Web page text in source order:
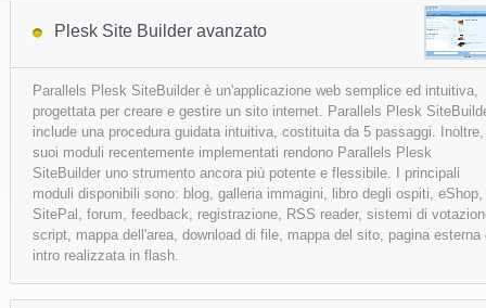
Plesk Site Builder avanzato
Parallels Plesk SiteBuilder è un'applicazione web semplice ed intuitiva,
progettata per creare e gestire un sito internet. Parallels Plesk
include una procedura guidata intuitiva, costituita da 5 passaggi.
suoi moduli recentemente implementati rendono Parallels Plesk
SiteBuilder uno strumento ancora più potente e flessibile. I principali
moduli disponibili sono: blog, galleria immagini, libro degli ospiti, eShop,
SitePal, forum, feedback, registrazione, RSS reader, sistemi di
script, mappa dell'area, download di file, mappa del sito, pagina esterna
intro realizzata in flash.